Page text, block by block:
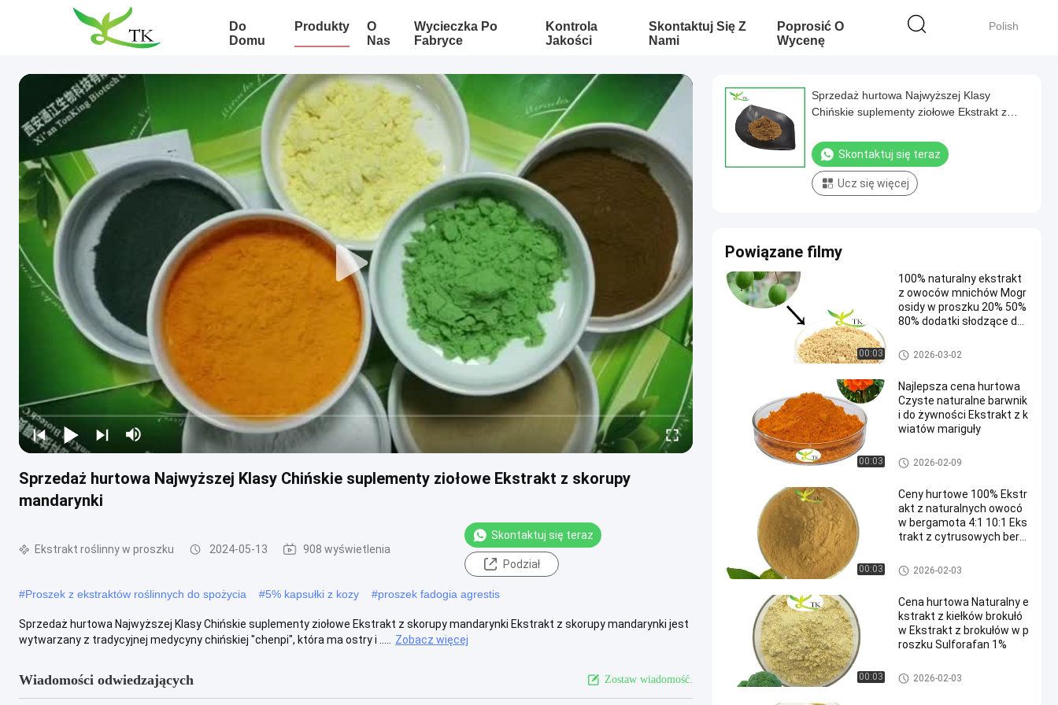
Polish
Do
Domu
Produkty
O
Nas
Wycieczka Po
Fabryce
Kontrola
Jakości
Skontaktuj Się Z
Nami
Poprosić O
Wycenę
Sprzedaż hurtowa Najwyższej Klasy Chińskie suplementy ziołowe Ekstrakt z skorupy
mandarynki
Ekstrakt roślinny w proszku 2024-05-13 908 wyświetlenia
Skontaktuj się teraz
Podział
#Proszek z ekstraktów roślinnych do spożycia #5% kapsułki z kozy #proszek fadogia agrestis
Sprzedaż hurtowa Najwyższej Klasy Chińskie suplementy ziołowe Ekstrakt z skorupy mandarynki Ekstrakt z skorupy mandarynki jest
wytwarzany z tradycyjnej medycyny chińskiej "chenpi", która ma ostry i .....
Zobacz więcej
Wiadomości odwiedzających Zostaw wiadomość.
Sprzedaż hurtowa Najwyższej Klasy
Chińskie suplementy ziołowe Ekstrakt z
Skontaktuj się teraz
Ucz się więcej
Powiązane filmy
00:03
100% naturalny ekstrakt
z owoców mnichów Mogr
osidy w proszku 20% 50%
80% dodatki słodzące do
Ekstrakt roślinny w proszku
2026-03-02
00:03
Najlepsza cena hurtowa
Czyste naturalne barwnik
i do żywności Ekstrakt z k
wiatów mariguły
Ekstrakt roślinny w proszku
2026-02-09
00:03
Ceny hurtowe 100% Ekstr
akt z naturalnych owocó
w bergamota 4:1 10:1 Eks
trakt z cytrusowych berg
Ekstrakt roślinny w proszku
2026-02-03
00:03
Cena hurtowa Naturalny e
kstrakt z kiełków brokułó
w Ekstrakt z brokułów w p
roszku Sulforafan 1%
Ekstrakt roślinny w proszku
2026-02-03